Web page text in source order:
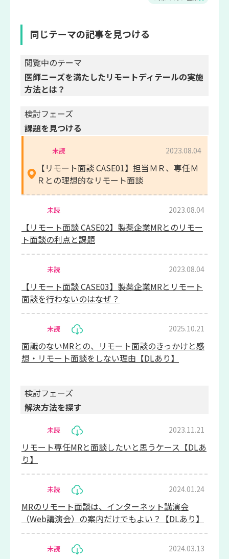
同じテーマの記事を見つける
閲覧中のテーマ
医師ニーズを満たしたリモートディテールの実施
方法とは？
検討フェーズ
課題を見つける
未読
【リモート面談 CASE01】担当ＭＲ、専任Ｍ
Ｒとの理想的なリモート面談
2023.08.04
未読
【リモート面談 CASE02】製薬企業MRとのリモー
ト面談の利点と課題
2023.08.04
未読
【リモート面談 CASE03】製薬企業MRとリモート
面談を行わないのはなぜ？
2023.08.04
未読
面識のないMRとの、リモート面談のきっかけと感
想・リモート面談をしない理由【DLあり】
2025.10.21
検討フェーズ
解決方法を探す
未読
リモート専任MRと面談したいと思うケース【DLあ
り】
2023.11.21
未読
MRのリモート面談は、インターネット講演会
（Web講演会）の案内だけでもよい？【DLあり】
2024.01.24
未読 2024.03.13